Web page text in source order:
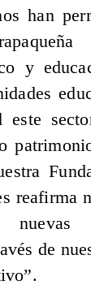
han
y
este
reafirma
nuevas
de